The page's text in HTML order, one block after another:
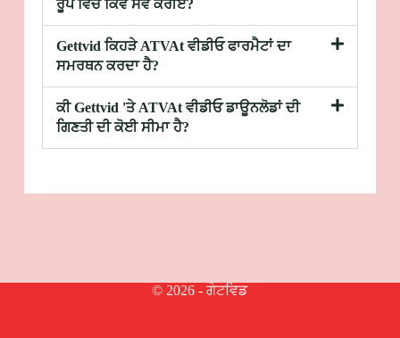
ਰੂਪ ਵਿੱਚ ਕਿਵੇਂ ਸੇਵ ਕਰੀਏ?
Gettvid ਕਿਹੜੇ ATVAt ਵੀਡੀਓ ਫਾਰਮੈਟਾਂ ਦਾ
ਸਮਰਥਨ ਕਰਦਾ ਹੈ?
ਕੀ Gettvid 'ਤੇ ATVAt ਵੀਡੀਓ ਡਾਊਨਲੋਡਾਂ ਦੀ
ਗਿਣਤੀ ਦੀ ਕੋਈ ਸੀਮਾ ਹੈ?
© 2026 - ਗੇਟਵਿਡ